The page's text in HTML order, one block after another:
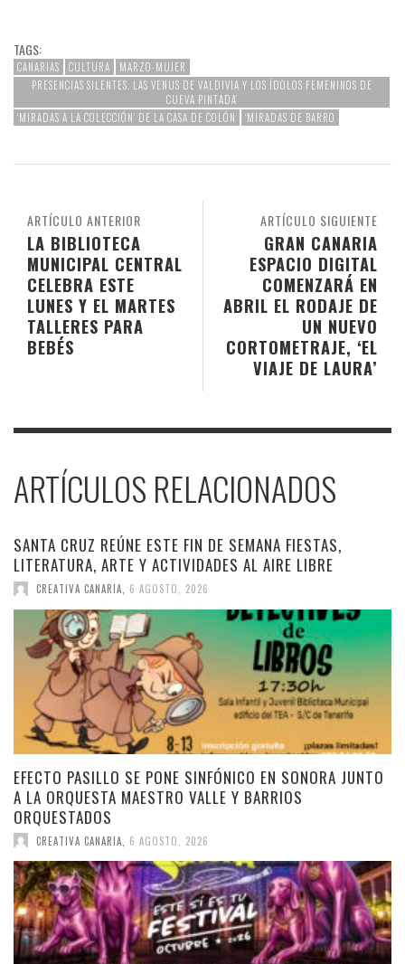
TAGS:
CANARIAS CULTURA
MARZO-MUJER
PRESENCIAS SILENTES. LAS VENUS DE VALDIVIA Y LOS ÍDOLOS FEMENINOS DE
CUEVA PINTADA’
‘MIRADAS A LA COLECCIÓN’ DE LA CASA DE COLÓN
‘MIRADAS DE BARRO
ARTÍCULO SIGUIENTE
GRAN CANARIA
ESPACIO DIGITAL
COMENZARÁ EN
ABRIL EL RODAJE DE
UN NUEVO
CORTOMETRAJE, ‘EL
VIAJE DE LAURA’
ARTÍCULO ANTERIOR
LA BIBLIOTECA
MUNICIPAL CENTRAL
CELEBRA ESTE
LUNES Y EL MARTES
TALLERES PARA
BEBÉS
ARTÍCULOS RELACIONADOS
SANTA CRUZ REÚNE ESTE FIN DE SEMANA FIESTAS,
LITERATURA, ARTE Y ACTIVIDADES AL AIRE LIBRE
CREATIVA CANARIA 6 AGOSTO, 2026
EFECTO PASILLO SE PONE SINFÓNICO EN SONORA JUNTO
A LA ORQUESTA MAESTRO VALLE Y BARRIOS
ORQUESTADOS
CREATIVA CANARIA 6 AGOSTO, 2026